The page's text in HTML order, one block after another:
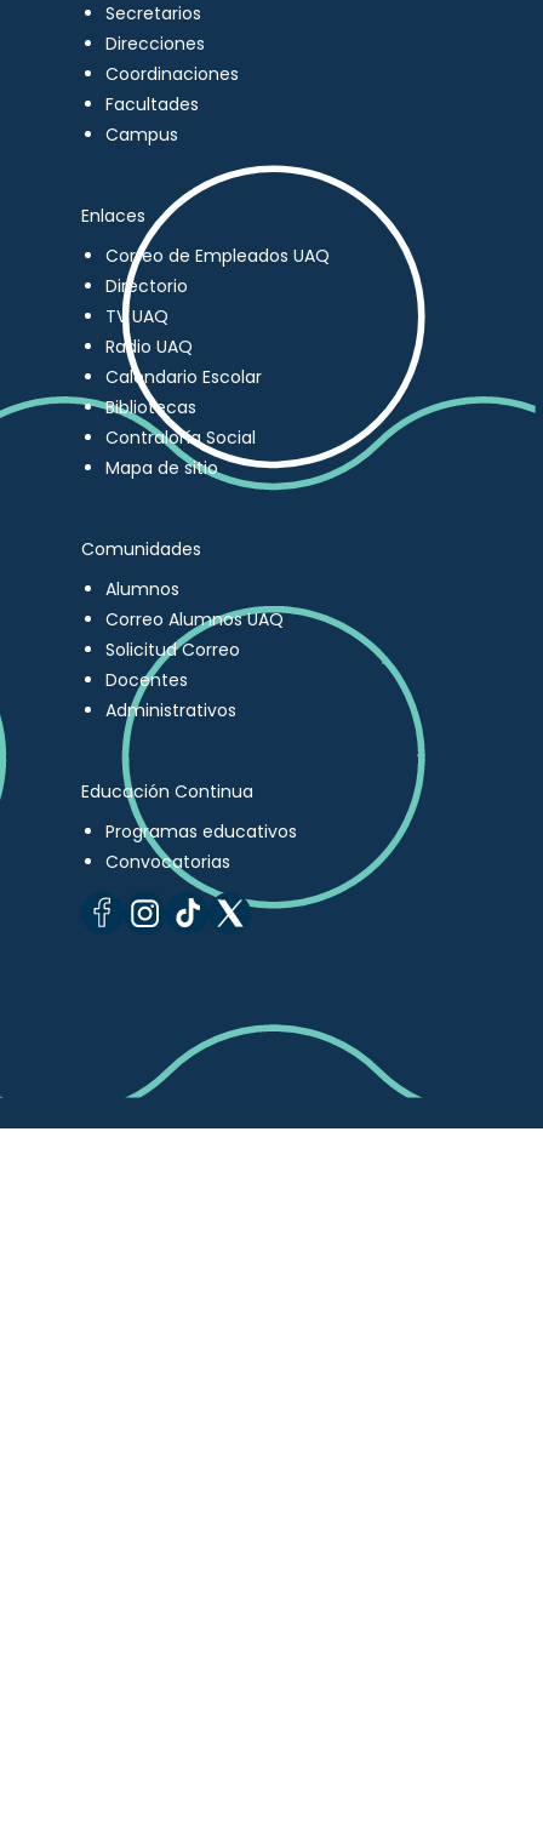
Secretarios
Direcciones
Coordinaciones
Facultades
Campus
Enlaces
Correo de Empleados UAQ
Directorio
TV UAQ
Radio UAQ
Calendario Escolar
Bibliotecas
Contraloría Social
Mapa de sitio
Comunidades
Alumnos
Correo Alumnos UAQ
Solicitud Correo
Docentes
Administrativos
Educación Continua
Programas educativos
Convocatorias